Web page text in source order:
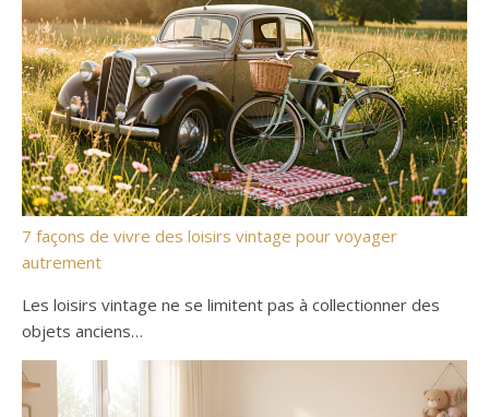
7 façons de vivre des loisirs vintage pour voyager
autrement
Les loisirs vintage ne se limitent pas à collectionner des
objets anciens…